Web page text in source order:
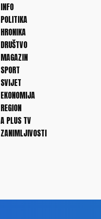
INFO
POLITIKA
HRONIKA
DRUŠTVO
MAGAZIN
SPORT
SVIJET
EKONOMIJA
REGION
A PLUS TV
ZANIMLJIVOSTI